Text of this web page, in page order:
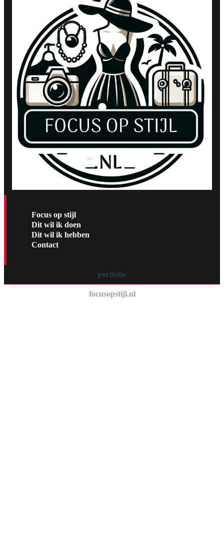
Focus op stijl
Dit wil ik doen
Dit wil ik hebben
Contact
portfolio
focusopstijl.nl